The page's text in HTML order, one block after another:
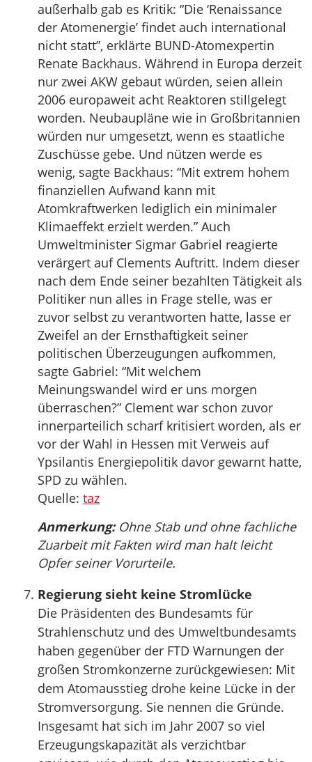
außerhalb gab es Kritik: “Die ‘Renaissance
der Atomenergie’ findet auch international
nicht statt”, erklärte BUND-Atomexpertin
Renate Backhaus. Während in Europa derzeit
nur zwei AKW gebaut würden, seien allein
2006 europaweit acht Reaktoren stillgelegt
worden. Neubaupläne wie in Großbritannien
würden nur umgesetzt, wenn es staatliche
Zuschüsse gebe. Und nützen werde es
wenig, sagte Backhaus: “Mit extrem hohem
finanziellen Aufwand kann mit
Atomkraftwerken lediglich ein minimaler
Klimaeffekt erzielt werden.” Auch
Umweltminister Sigmar Gabriel reagierte
verärgert auf Clements Auftritt. Indem dieser
nach dem Ende seiner bezahlten Tätigkeit als
Politiker nun alles in Frage stelle, was er
zuvor selbst zu verantworten hatte, lasse er
Zweifel an der Ernsthaftigkeit seiner
politischen Überzeugungen aufkommen,
sagte Gabriel: “Mit welchem
Meinungswandel wird er uns morgen
überraschen?” Clement war schon zuvor
innerparteilich scharf kritisiert worden, als er
vor der Wahl in Hessen mit Verweis auf
Ypsilantis Energiepolitik davor gewarnt hatte,
SPD zu wählen.
Quelle: taz
Anmerkung:Ohne Stab und ohne fachliche
Zuarbeit mit Fakten wird man halt leicht
Opfer seiner Vorurteile.
Regierung sieht keine Stromlücke
Die Präsidenten des Bundesamts für
Strahlenschutz und des Umweltbundesamts
haben gegenüber der FTD Warnungen der
großen Stromkonzerne zurückgewiesen: Mit
dem Atomausstieg drohe keine Lücke in der
Stromversorgung. Sie nennen die Gründe.
Insgesamt hat sich im Jahr 2007 so viel
Erzeugungskapazität als verzichtbar